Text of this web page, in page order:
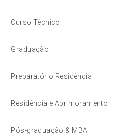
Curso Técnico
Graduação
Preparatório Residência
Residência e Aprimoramento
Pós-graduação & MBA